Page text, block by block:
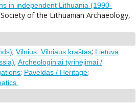
in independent Lithuania (1990-
Society of the Lithuanian Archaeology,
; Vilnius. Vilniaus kraštas; Lietuva
; Archeologiniai tyrinėjimai /
; Paveldas / Heritage;